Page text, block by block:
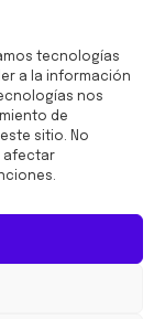
tecnologías
a la información
nos
de
sitio. No
afectar